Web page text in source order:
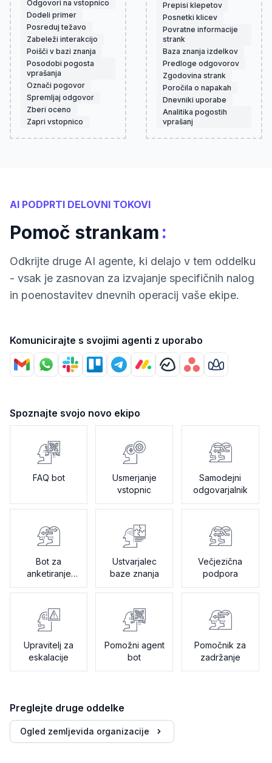
Odgovori na vstopnico
Dodeli primer
Posreduj težavo
Zabeleži interakcijo
Poišči v bazi znanja
Posodobi pogosta
vprašanja
Označi pogovor
Spremljaj odgovor
Zberi oceno
Zapri vstopnico
Prepisi klepetov
Posnetki klicev
Povratne informacije
strank
Baza znanja izdelkov
Predloge odgovorov
Zgodovina strank
Poročila o napakah
Dnevniki uporabe
Analitika pogostih
vprašanj
AI PODPRTI DELOVNI TOKOVI
Pomoč strankam:
Odkrijte druge AI agente, ki delajo v tem oddelku
- vsak je zasnovan za izvajanje specifičnih nalog
in poenostavitev dnevnih operacij vaše ekipe.
Komunicirajte s svojimi agenti z uporabo
Spoznajte svojo novo ekipo
FAQ bot
Usmerjanje
vstopnic
Samodejni
odgovarjalnik
Bot za
anketiranje
zadovoljstva
Ustvarjalec
baze znanja
Večjezična
podpora
Upravitelj za
eskalacije
Pomožni agent
bot
Pomočnik za
zadržanje
Preglejte druge oddelke
Ogled zemljevida organizacije